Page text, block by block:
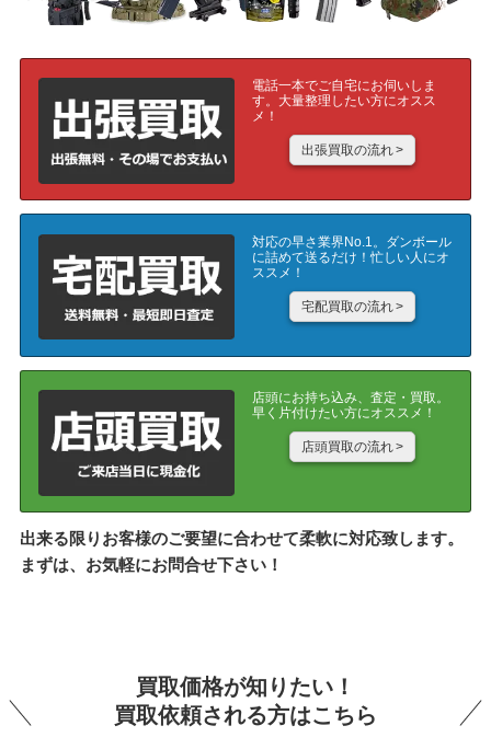
電話一本でご自宅にお伺いしま
す。 大量整理したい方にオスス
メ！
出張買取の流れ
対応の早さ業界No.1。ダンボール
に詰めて送るだけ！忙しい人にオ
ススメ！
宅配買取の流れ
店頭にお持ち込み、査定・買取。
早く片付けたい方にオススメ！
店頭買取の流れ
出来る限りお客様のご要望に合わせて柔軟に対応致します。
まずは、お気軽にお問合せ下さい！
買取価格が知りたい！
買取依頼される方はこちら